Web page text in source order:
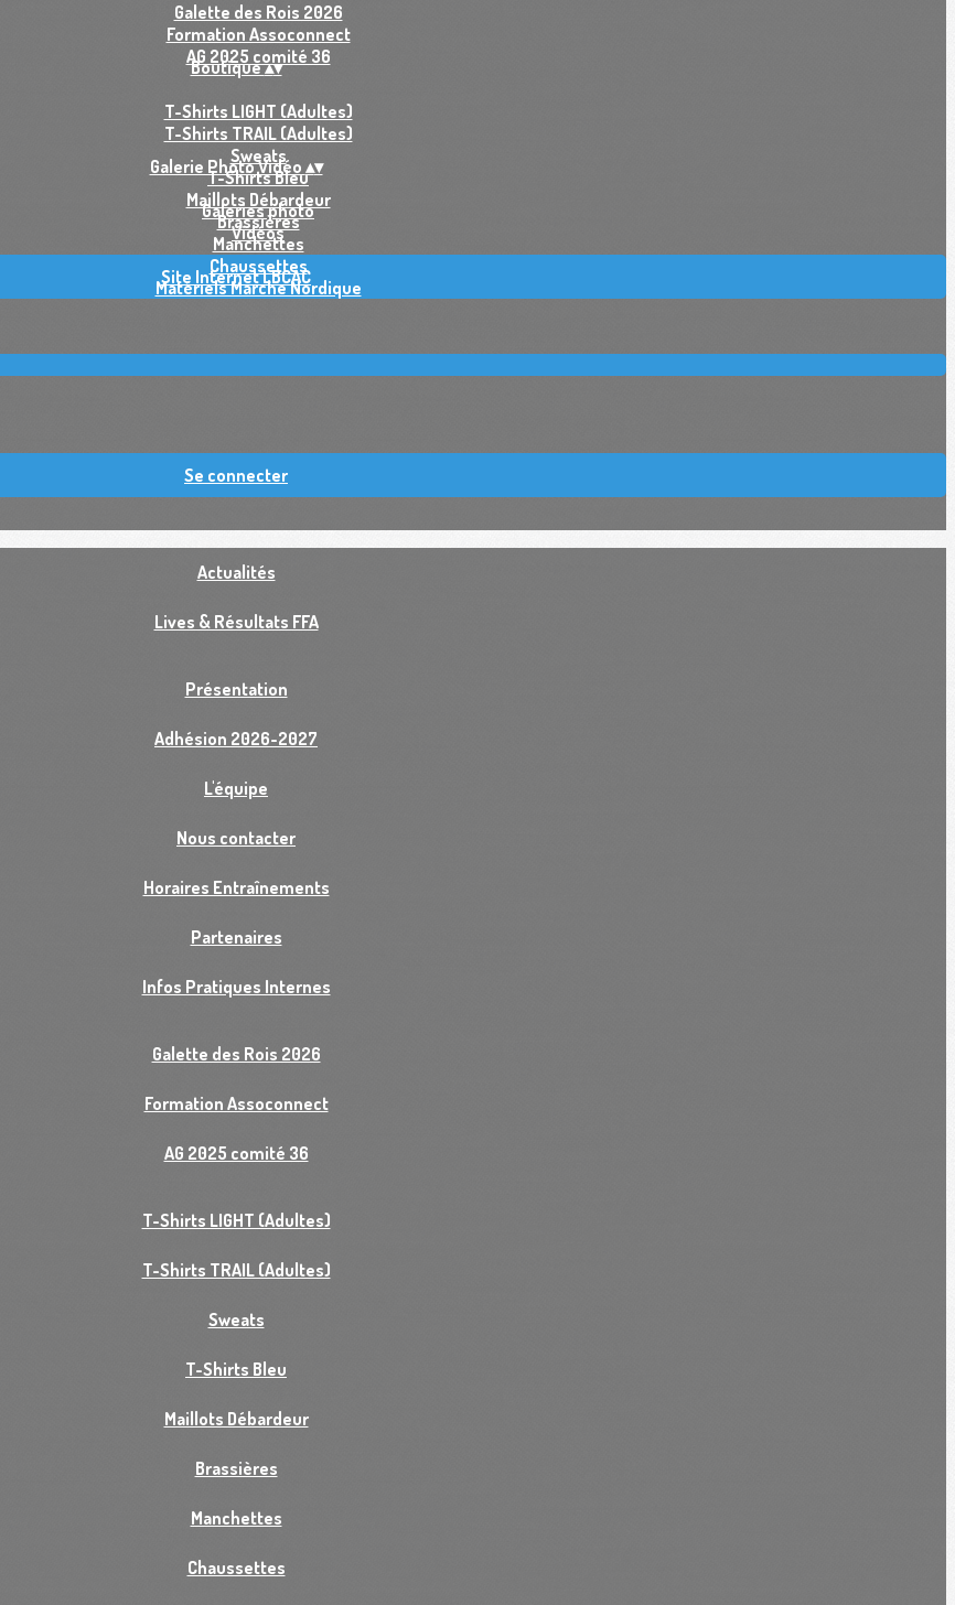
Galette des Rois 2026
Formation Assoconnect
AG 2025 comité 36
Boutique▴▾
T-Shirts LIGHT (Adultes)
T-Shirts TRAIL (Adultes)
Sweats
T-Shirts Bleu
Maillots Débardeur
Brassières
Manchettes
Chaussettes
Matériels Marche Nordique
Galerie Photo Vidéo ▴▾
Galeries photo
Vidéos
Site Internet LBCAC
Se connecter
Actualités
Lives & Résultats FFA
Présentation
Adhésion 2026-2027
L'équipe
Nous contacter
Horaires Entraînements
Partenaires
Infos Pratiques Internes
Galette des Rois 2026
Formation Assoconnect
AG 2025 comité 36
T-Shirts LIGHT (Adultes)
T-Shirts TRAIL (Adultes)
Sweats
T-Shirts Bleu
Maillots Débardeur
Brassières
Manchettes
Chaussettes